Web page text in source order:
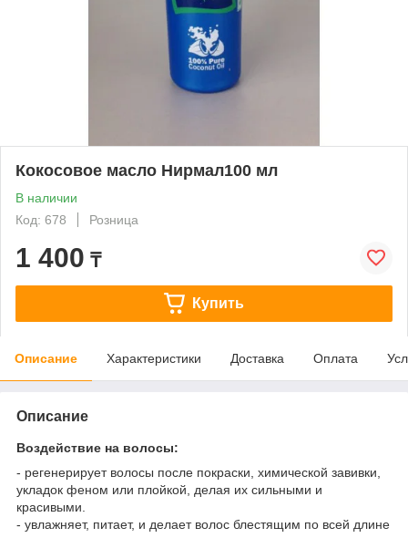
Кокосовое масло Нирмал100 мл
В наличии
Код: 678
Розница
1 400 ₸
Купить
Описание Характеристики Доставка Оплата
Описание
Воздействие на волосы:
- регенерирует волосы после покраски, химической завивки,
укладок феном или плойкой, делая их сильными и
красивыми.
- увлажняет, питает, и делает волос блестящим по всей длине